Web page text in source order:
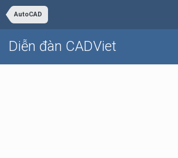
AutoCAD
Diễn đàn CADViet